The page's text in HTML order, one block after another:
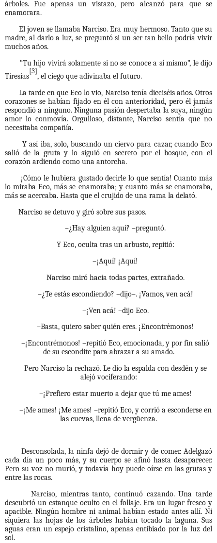
árboles. Fue apenas un vistazo, pero alcanzó para que se
enamorara.
El joven se llamaba Narciso. Era muy hermoso. Tanto que su
madre, al darlo a luz, se preguntó si un ser tan bello podría vivir
muchos años.
“Tu hijo vivirá solamente si no se conoce a sí mismo”, le dijo
Tiresias
[3]
, el ciego que adivinaba el futuro.
La tarde en que Eco lo vio, Narciso tenía dieciséis años. Otros
corazones se habían fijado en él con anterioridad, pero él jamás
respondió a ninguno. Ninguna pasión despertaba la suya, ningún
amor lo conmovía. Orgulloso, distante, Narciso sentía que no
necesitaba compañía.
Y así iba, solo, buscando un ciervo para cazar, cuando Eco
salió de la gruta y lo siguió en secreto por el bosque, con el
corazón ardiendo como una antorcha.
¡Cómo le hubiera gustado decirle lo que sentía! Cuanto más
lo miraba Eco, más se enamoraba; y cuanto más se enamoraba,
más se acercaba. Hasta que el crujido de una rama la delató.
Narciso se detuvo y giró sobre sus pasos.
–¿Hay alguien aquí? –preguntó.
Y Eco, oculta tras un arbusto, repitió:
–¡Aquí! ¡Aquí!
Narciso miró hacia todas partes, extrañado.
–¿Te estás escondiendo? –dijo–. ¡Vamos, ven acá!
–¡Ven acá! –dijo Eco.
–Basta, quiero saber quién eres. ¡Encontrémonos!
–¡Encontrémonos! –repitió Eco, emocionada, y por fin salió
de su escondite para abrazar a su amado.
Pero Narciso la rechazó. Le dio la espalda con desdén y se
alejó vociferando:
–¡Prefiero estar muerto a dejar que tú me ames!
–¡Me ames! ¡Me ames! –repitió Eco, y corrió a esconderse en
las cuevas, llena de vergüenza.
Desconsolada, la ninfa dejó de dormir y de comer. Adelgazó
cada día un poco más, y su cuerpo se afinó hasta desaparecer.
Pero su voz no murió, y todavía hoy puede oírse en las grutas y
entre las rocas.
Narciso, mientras tanto, continuó cazando. Una tarde
descubrió un estanque oculto en el follaje. Era un lugar fresco y
apacible. Ningún hombre ni animal habían estado antes allí. Ni
siquiera las hojas de los árboles habían tocado la laguna. Sus
aguas eran un espejo cristalino, apenas entibiado por la luz del
sol.